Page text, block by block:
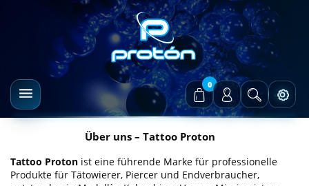
0
Über uns – Tattoo Proton
Tattoo Proton ist eine führende Marke für professionelle
Produkte für Tätowierer, Piercer und Endverbraucher,